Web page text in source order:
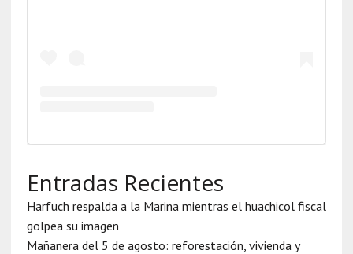
Entradas Recientes
Harfuch respalda a la Marina mientras el huachicol fiscal
golpea su imagen
Mañanera del 5 de agosto: reforestación, vivienda y